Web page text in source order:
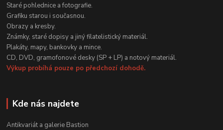
Staré pohlednice a fotografie.
Grafiku starou i současnou.
Obrazy a kresby.
Známky, staré dopisy a jiný filatelistický materiál.
Plakáty, mapy, bankovky a mince.
CD, DVD, gramofonové desky (SP + LP) a notový materiál.
Výkup probíhá pouze po předchozí dohodě.
Kde nás najdete
Antikvariát a galerie Bastion